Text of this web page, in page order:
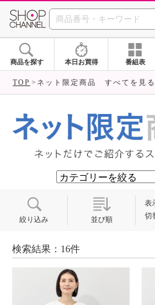
SHOP
商品を探す 本日お買得 番組表
TOP ネット限定商品 すべてを見る
絞り込み 並び順
表
切
検索結果：16件